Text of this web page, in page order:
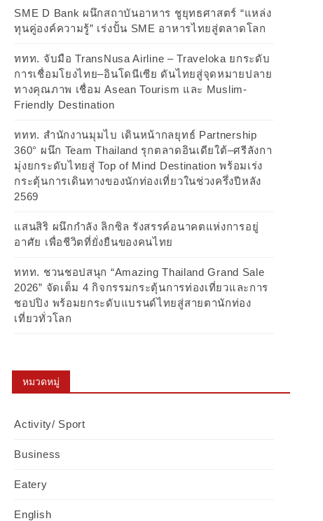
SME D Bank ผนึกสถาบันอาหาร ชูยุทธศาสตร์ “แหล่ง
ทุนคู่องค์ความรู้” เร่งปั้น SME อาหารไทยสู่ตลาดโลก
ททท. จับมือ TransNusa Airline – Traveloka ยกระดับ
การเชื่อมโยงไทย–อินโดนีเซีย ดันไทยสู่จุดหมายปลาย
ทางคุณภาพ เชื่อม Asean Tourism และ Muslim-
Friendly Destination
ททท. สำนักงานมุมไบ เดินหน้ากลยุทธ์ Partnership
360° ผนึก Team Thailand รุกตลาดอินเดียใต้–ศรีลังกา
มุ่งยกระดับไทยสู่ Top of Mind Destination พร้อมเร่ง
กระตุ้นการเดินทางของนักท่องเที่ยวในช่วงครึ่งปีหลัง
2569
แสนสิริ ผนึกกำลัง ลิกซิล รังสรรค์อนาคตแห่งการอยู่
อาศัย เพื่อชีวิตที่ยั่งยืนของคนไทย
ททท. ชวนชอปสนุก “Amazing Thailand Grand Sale
2026” จัดเต็ม 4 กิจกรรมกระตุ้นการท่องเที่ยวและการ
ชอปปิง พร้อมยกระดับแบรนด์ไทยสู่สายตานักท่อง
เที่ยวทั่วโลก
หมวดหมู่
Activity/ Sport
Business
Eatery
English